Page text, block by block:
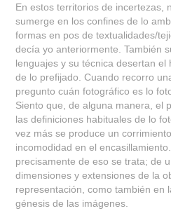
En estos territorios de incertezas,
sumerge en los confines de lo
formas en pos de textualidades/
decía yo anteriormente. También
lenguajes y su técnica desertan el
de lo prefijado. Cuando recorro
pregunto cuán fotográfico es lo
Siento que, de alguna manera, el
las definiciones habituales de lo
vez más se produce un
incomodidad en el
precisamente de eso se trata; de
dimensiones y extensiones de la
representación, como también en
génesis de las imágenes.